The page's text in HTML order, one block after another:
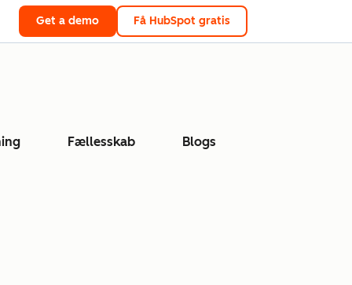
Get a demo Få HubSpot gratis
Fællesskab Blogs